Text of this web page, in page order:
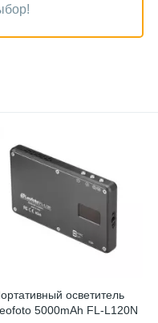
осветитель
5000mAh FL-L120N